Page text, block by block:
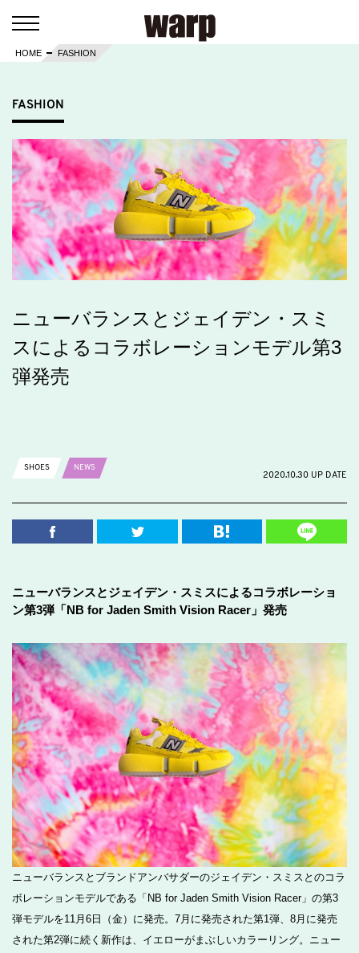
HOME FASHION
FASHION
ニューバランスとジェイデン・スミ
スによるコラボレーションモデル第3
弾発売
SHOES
NEWS
2020.10.30 UP DATE
ニューバランスとジェイデン・スミスによるコラボレーショ
ン第3弾「NB for Jaden Smith Vision Racer」発売
ニューバランスとブランドアンバサダーのジェイデン・スミスとのコラ
ボレーションモデルである「NB for Jaden Smith Vision Racer」の第3
弾モデルを11月6日（金）に発売。7月に発売された第1弾、8月に発売
された第2弾に続く新作は、イエローがまぶしいカラーリング。ニュー